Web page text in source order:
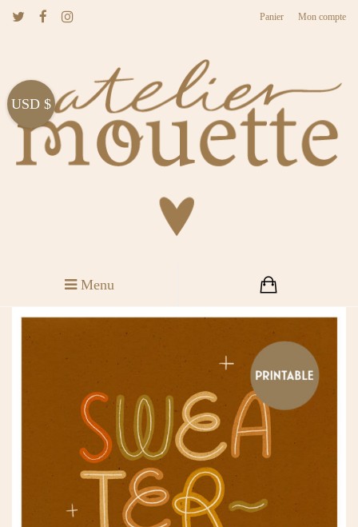
Mon compte
Panier
Menu
USD $